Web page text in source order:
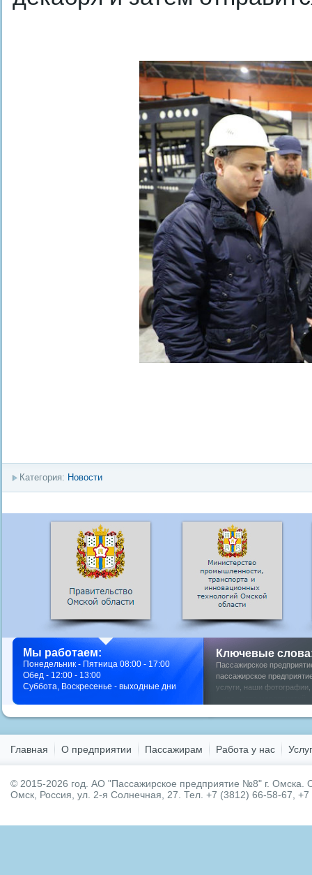
Категория: Новости
Ключевые
Пассажирское
пассажирское
услуги
наши фотографии
Мы работаем:
Понедельник - Пятница 08:00 - 17:00
Обед - 12:00 - 13:00
Суббота, Воскресенье - выходные дни
Главная О предприятии Пассажирам Работа у нас
© 2015-2026 год. АО "Пассажирское предприятие №8" г. Омска.
Омск, Россия, ул. 2-я Солнечная, 27. Тел. +7 (3812) 66-58-67,